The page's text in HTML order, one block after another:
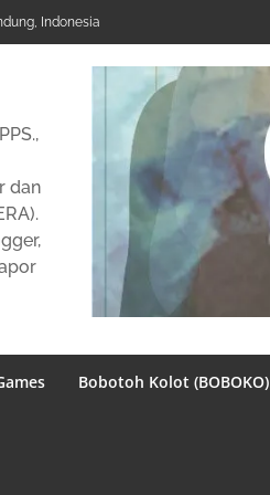
Indonesia
dan
Bobotoh Kolot (BOBOKO)